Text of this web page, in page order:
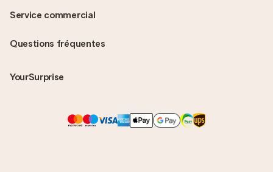
Questions fréquentes
YourSurprise
Service commercial